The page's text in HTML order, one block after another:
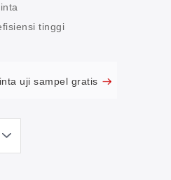
tinggi
uji sampel gratis